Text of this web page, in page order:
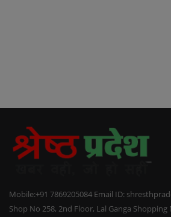
Mobile:+91 7869205084 Email ID:
Shop No 258, 2nd Floor, Lal Ganga Shopping